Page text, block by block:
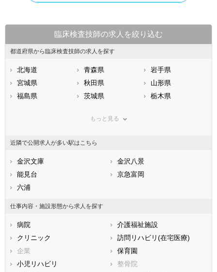
臨床検査技師の求人を絞り込む
都道府県から臨床検査技師の求人を探す
北海道 青森県
岩手県
宮城県
秋田県
山形県
福島県
茨城県
栃木県
神奈川県
石川県
福井県
静岡県
滋賀県
兵庫県
香川県
高知県
福岡県
長崎県
熊本県
鹿児島県
もっと見る
近隣で公開求人が多い駅はこちら
金沢文庫
金沢八景
能見台
京急富岡
六浦
仕事内容・施設形態から求人を探す
病院
介護福祉施設
クリニック
訪問リハビリ(在宅医療)
企業
保育園
小児リハビリ
整骨院